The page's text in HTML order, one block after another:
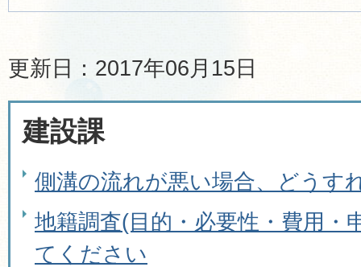
更新日：2017年06月15日
建設課
側溝の流れが悪い場合、どうす
地籍調査(目的・必要性・費用・
てください